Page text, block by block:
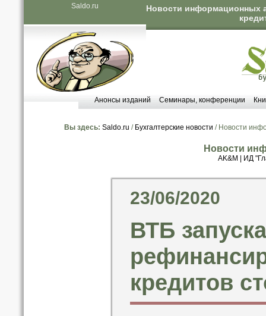
Saldo.ru
Новости информационных
Анонсы изданий Семинары, конференции
Вы здесь: Saldo.ru / Бухгалтерские новости / Новости
Новости
AK&M ИД
23/06/2020
ВТБ
кредитов